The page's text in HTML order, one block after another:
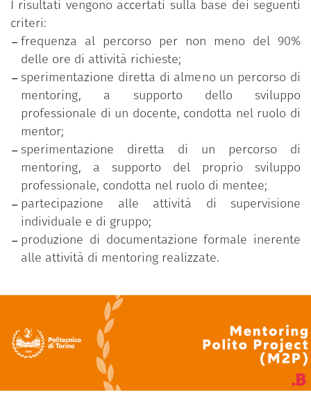
I risultati vengono accertati sulla base dei seguenti
criteri:
frequenza al percorso per non meno del 90%
delle ore di attività richieste;
sperimentazione diretta di almeno un percorso di
mentoring, a supporto dello sviluppo
professionale di un docente, condotta nel ruolo di
mentor;
sperimentazione diretta di un percorso di
mentoring, a supporto del proprio sviluppo
professionale, condotta nel ruolo di mentee;
partecipazione alle attività di supervisione
individuale e di gruppo;
produzione di documentazione formale inerente
alle attività di mentoring realizzate.